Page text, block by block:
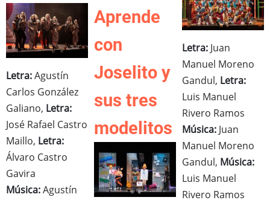
Letra:Agustín
Carlos González
Galiano, Letra:
José Rafael Castro
Maillo, Letra:
Álvaro Castro
Gavira
Música:Agustín
Aprende
con
Joselito y
sus tres
modelitos
Letra: Juan
Manuel Moreno
Gandul, Letra:
Luis Manuel
Rivero Ramos
Música: Juan
Manuel Moreno
Gandul, Música:
Luis Manuel
Rivero Ramos